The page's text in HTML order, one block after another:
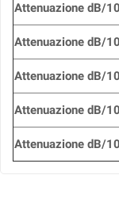
Attenuazione dB/
Attenuazione dB/
Attenuazione dB/
Attenuazione dB/
Attenuazione dB/